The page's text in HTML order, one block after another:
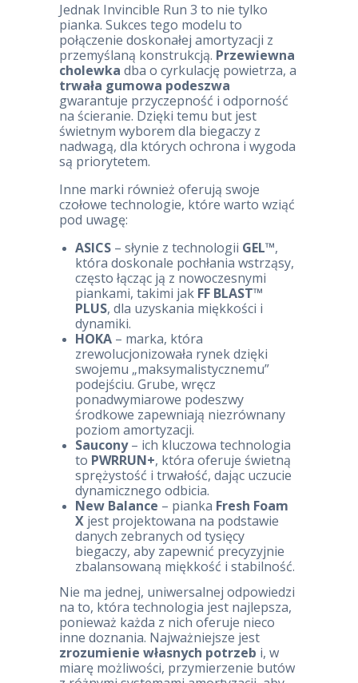
Jednak Invincible Run 3 to nie tylko
pianka. Sukces tego modelu to
połączenie doskonałej amortyzacji z
przemyślaną konstrukcją. Przewiewna
cholewka dba o cyrkulację powietrza, a
trwała gumowa podeszwa
gwarantuje przyczepność i odporność
na ścieranie. Dzięki temu but jest
świetnym wyborem dla biegaczy z
nadwagą, dla których ochrona i wygoda
są priorytetem.
Inne marki również oferują swoje
czołowe technologie, które warto wziąć
pod uwagę:
ASICS– słynie z technologii GEL™,
która doskonale pochłania wstrząsy,
często łącząc ją z nowoczesnymi
piankami, takimi jak FF BLAST™
PLUS, dla uzyskania miękkości i
dynamiki.
HOKA– marka, która
zrewolucjonizowała rynek dzięki
swojemu „maksymalistycznemu”
podejściu. Grube, wręcz
ponadwymiarowe podeszwy
środkowe zapewniają niezrównany
poziom amortyzacji.
Saucony– ich kluczowa technologia
to PWRRUN+, która oferuje świetną
sprężystość i trwałość, dając uczucie
dynamicznego odbicia.
New Balance – pianka Fresh Foam
Xjest projektowana na podstawie
danych zebranych od tysięcy
biegaczy, aby zapewnić precyzyjnie
zbalansowaną miękkość i stabilność.
Nie ma jednej, uniwersalnej odpowiedzi
na to, która technologia jest najlepsza,
ponieważ każda z nich oferuje nieco
inne doznania. Najważniejsze jest
zrozumienie własnych potrzeb i, w
miarę możliwości, przymierzenie butów